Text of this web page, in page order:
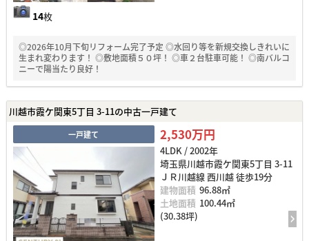
14枚
◎2026年10月下旬リフォーム完了予定 ◎水回り等を新規交換しきれいに
生まれ変わります！ ◎敷地面積５０坪！ ◎車２台駐車可能！ ◎南バルコ
ニーで陽当たり良好！
川越市霞ケ関東5丁目 3-11の中古一戸建て
一戸建て 2,530万円
4LDK / 2002年
埼玉県川越市霞ケ関東5丁目 3-11
ＪＲ川越線 西川越 徒歩19分
建物面積 96.88㎡
土地面積 100.44㎡
(30.38坪)